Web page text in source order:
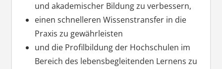
und akademischer Bildung zu verbessern,
einen schnelleren Wissenstransfer in die
Praxis zu gewährleisten
und die Profilbildung der Hochschulen im
Bereich des lebensbegleitenden Lernens zu